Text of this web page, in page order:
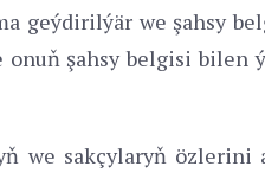
geýdirilýär we şahsy
onuň şahsy belgisi
we sakçylaryň